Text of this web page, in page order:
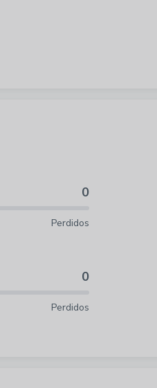
0
Perdidos
0
Perdidos